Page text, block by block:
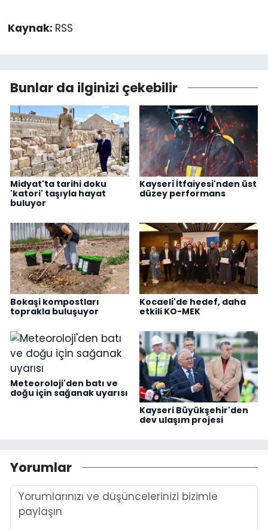
Kaynak: RSS
Bunlar da ilginizi çekebilir
Midyat'ta tarihi doku
'katori' taşıyla hayat
buluyor
Kayseri İtfaiyesi'nden üst
düzey performans
Bokaşi kompostları
toprakla buluşuyor
Kocaeli'de hedef, daha
etkili KO-MEK
Meteoroloji'den batı ve
doğu için sağanak uyarısı
Kayseri Büyükşehir'den
dev ulaşım projesi
Yorumlar